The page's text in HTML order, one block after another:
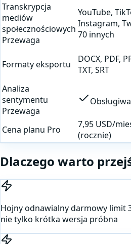
Transkrypcja
mediów
społecznościowych
Przewaga
YouTube,
Instagram,
70 innych
Formaty eksportu
DOCX, PDF,
TXT, SRT
Analiza
sentymentu
Przewaga
Cena planu Pro
7,95 USD/
(rocznie)
Dlaczego warto
Hojny odnawialny darmowy limit
nie tylko krótka wersja próbna